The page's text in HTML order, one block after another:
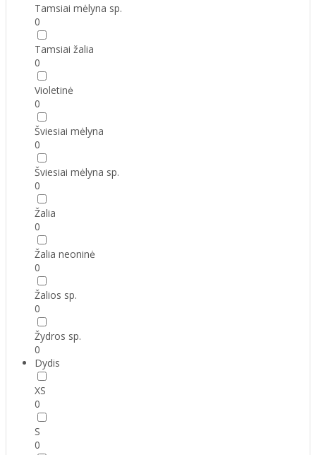
Tamsiai mėlyna sp.
0
Tamsiai žalia
0
Violetinė
0
Šviesiai mėlyna
0
Šviesiai mėlyna sp.
0
Žalia
0
Žalia neoninė
0
Žalios sp.
0
Žydros sp.
0
Dydis
XS
0
S
0